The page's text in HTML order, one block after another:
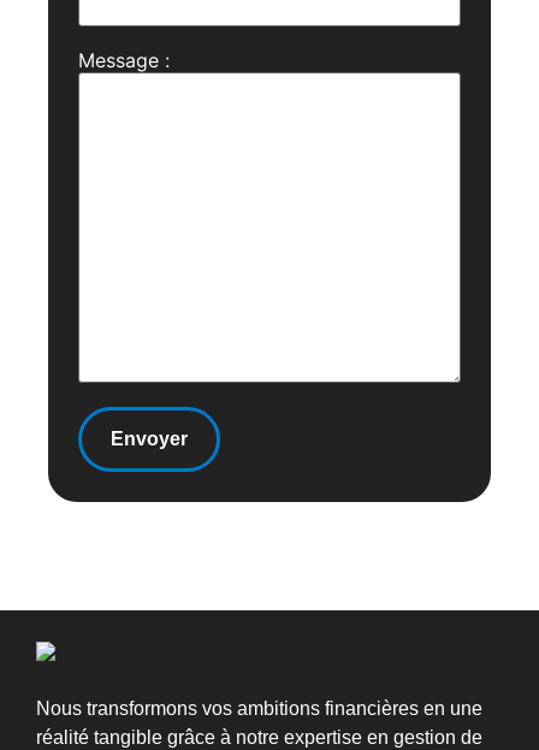
Message :
Nous transformons vos ambitions financières en une
réalité tangible grâce à notre expertise en gestion de